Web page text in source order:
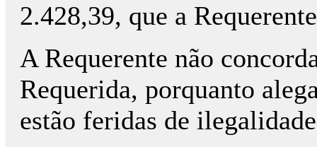
2.428,39, que a
A Requerente não
Requerida, porquanto
estão feridas de